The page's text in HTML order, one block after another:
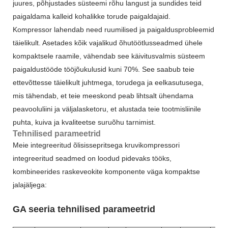
juures, põhjustades süsteemi rõhu langust ja sundides teid
paigaldama kalleid kohalikke torude paigaldajaid.
Kompressor lahendab need ruumilised ja paigaldusprobleemid
täielikult. Asetades kõik vajalikud õhutöötlusseadmed ühele
kompaktsele raamile, vähendab see käivitusvalmis süsteem
paigaldustööde tööjõukulusid kuni 70%. See saabub teie
ettevõttesse täielikult juhtmega, torudega ja eelkasutusega,
mis tähendab, et teie meeskond peab lihtsalt ühendama
peavooluliini ja väljalasketoru, et alustada teie tootmisliinile
puhta, kuiva ja kvaliteetse suruõhu tarnimist.
Tehnilised parameetrid
Meie integreeritud õlisissepritsega kruvikompressori
integreeritud seadmed on loodud pidevaks tööks,
kombineerides raskeveokite komponente väga kompaktse
jalajäljega:
GA seeria tehnilised parameetrid